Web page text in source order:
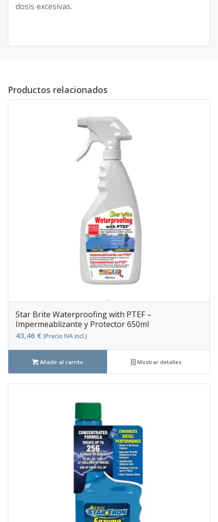
dosis excesivas.
Productos relacionados
Star Brite Waterproofing with PTEF –
Impermeablizante y Protector 650ml
43,46 € (Precio IVA incl.)
Añadir al carrito Mostrar detalles